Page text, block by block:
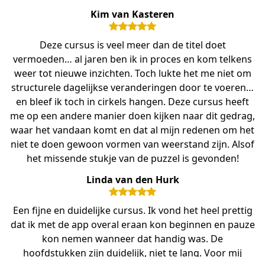
Kim van Kasteren
Deze cursus is veel meer dan de titel doet
vermoeden… al jaren ben ik in proces en kom telkens
weer tot nieuwe inzichten. Toch lukte het me niet om
structurele dagelijkse veranderingen door te voeren…
en bleef ik toch in cirkels hangen. Deze cursus heeft
me op een andere manier doen kijken naar dit gedrag,
waar het vandaan komt en dat al mijn redenen om het
niet te doen gewoon vormen van weerstand zijn. Alsof
het missende stukje van de puzzel is gevonden!
Linda van den Hurk
Een fijne en duidelijke cursus. Ik vond het heel prettig
dat ik met de app overal eraan kon beginnen en pauze
kon nemen wanneer dat handig was. De
hoofdstukken zijn duidelijk, niet te lang. Voor mij